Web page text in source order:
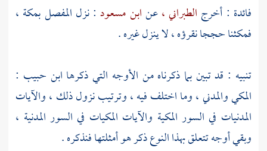
فائدة : أخرج الطبراني ،عنابن مسعود : نزل المفصلبمكة ،
فمكثنا حججا نقرؤه ، لا ينزل غيره .
تنبيه : قد تبين بما ذكرناه من الأوجه التي ذكرها ابن حبيب :
المكي والمدني ، وما اختلف فيه ، وترتيب نزول ذلك ، والآيات
المدنيات في السور المكية والآيات المكيات في السور المدنية ،
وبقي أوجه تتعلق بهذا النوع ذكر هو أمثلتها فنذكره .